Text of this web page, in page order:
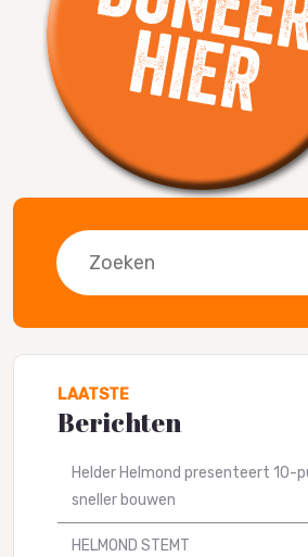
Zoeken
LAATSTE
Berichten
Helder Helmond presenteert 10-
sneller bouwen
HELMOND STEMT